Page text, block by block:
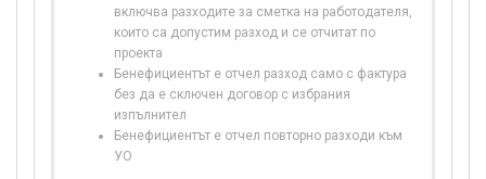
включва разходите за сметка на работодателя,
които са допустим разход и се отчитат по
проекта
Бенефициентът е отчел разход само с фактура
без да е сключен договор с избрания
изпълнител
Бенефициентът е отчел повторно разходи към
УО